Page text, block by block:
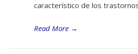
característico de los
Read More →